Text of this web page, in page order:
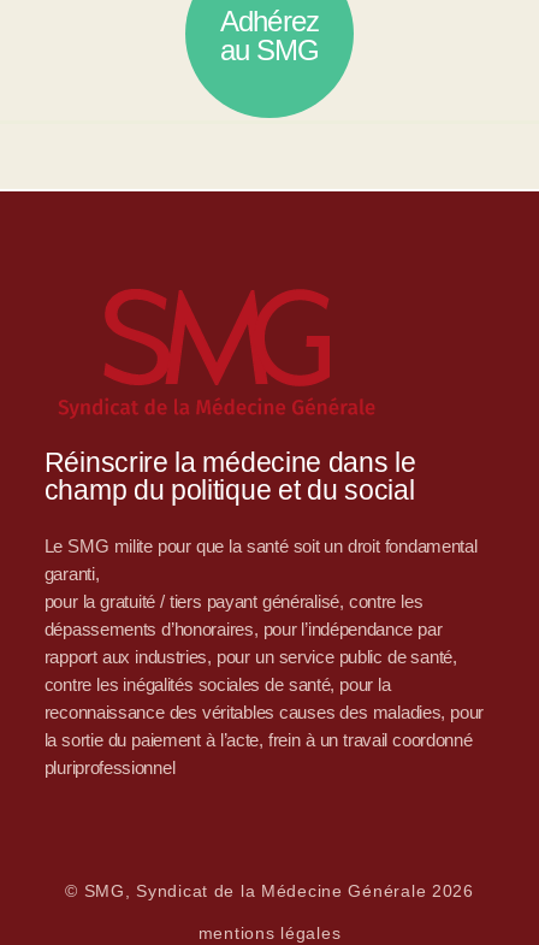
Adhérez
au SMG
Réinscrire la médecine dans le
champ du politique et du social
Le SMG milite pour que la santé soit un droit fondamental
garanti,
pour la gratuité / tiers payant généralisé, contre les
dépassements d’honoraires, pour l’indépendance par
rapport aux industries, pour un service public de santé,
contre les inégalités sociales de santé, pour la
reconnaissance des véritables causes des maladies, pour
la sortie du paiement à l’acte, frein à un travail coordonné
pluriprofessionnel
© SMG, Syndicat de la Médecine Générale 2026
mentions légales